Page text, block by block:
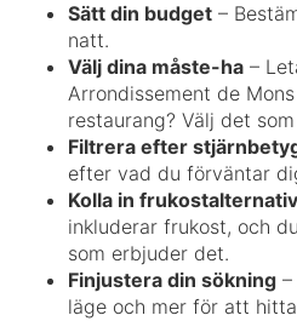
Sätt din budget –
natt.
Välj dina måste-ha –
Arrondissement de
restaurang? Välj det
Filtrera efter
efter vad du förväntar
Kolla in
inkluderar frukost, och
som erbjuder det.
Finjustera din sökning
läge och mer för att